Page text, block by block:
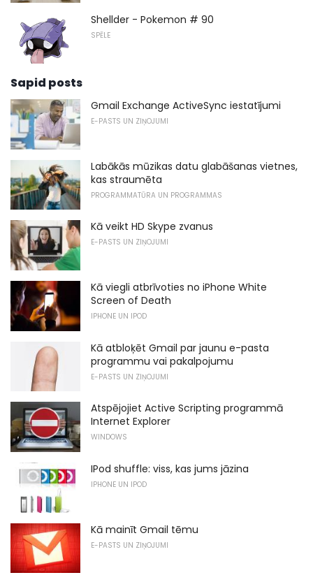
Shellder - Pokemon # 90
SPĒLE
Sapid posts
Gmail Exchange ActiveSync iestatījumi
E-PASTS UN ZIŅOJUMI
Labākās mūzikas datu glabāšanas vietnes,
kas straumēta
PROGRAMMATŪRA UN PROGRAMMAS
Kā veikt HD Skype zvanus
E-PASTS UN ZIŅOJUMI
Kā viegli atbrīvoties no iPhone White
Screen of Death
IPHONE UN IPOD
Kā atbloķēt Gmail par jaunu e-pasta
programmu vai pakalpojumu
E-PASTS UN ZIŅOJUMI
Atspējojiet Active Scripting programmā
Internet Explorer
WINDOWS
IPod shuffle: viss, kas jums jāzina
IPHONE UN IPOD
Kā mainīt Gmail tēmu
E-PASTS UN ZIŅOJUMI